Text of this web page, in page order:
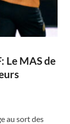
Le MAS de
au sort des